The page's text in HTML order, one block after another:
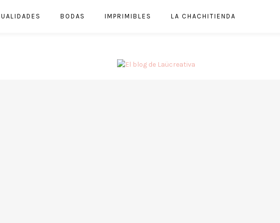
BODAS IMPRIMIBLES LA CHACHITIENDA